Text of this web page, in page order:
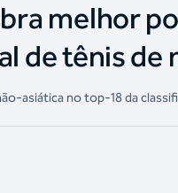
melhor
de tênis de
asiática no top-18 da